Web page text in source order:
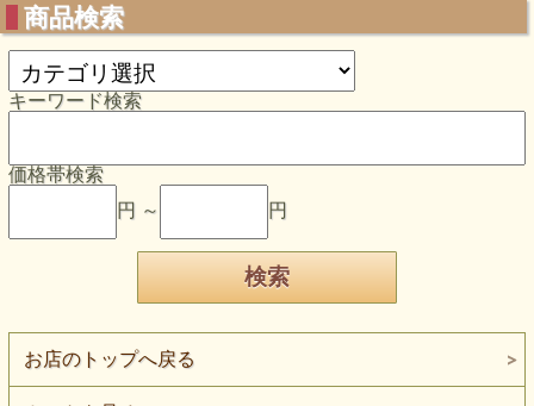
商品検索
キーワード検索
価格帯検索
円 ～
円
お店のトップへ戻る